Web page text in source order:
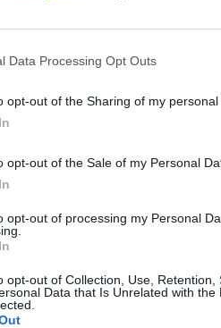
Data Processing Opt Outs
opt-out of the Sharing of my personal
opt-out of the Sale of my Personal
opt-out of processing my Personal
opt-out of Collection, Use, Retention,
Data that Is Unrelated with the
η Κλέλια Ρένεση, με
που άφησε το στίγμα της
p/
κλίμα και η
την υποδύθηκε
διθυραμβικές
κ γινεται
στον ουρανο μας ! Καιτη